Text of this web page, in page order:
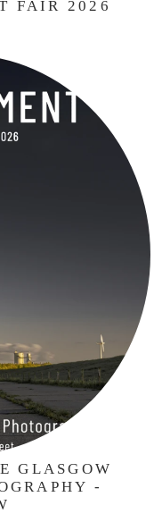
FAIR 2026
GLASGOW
-